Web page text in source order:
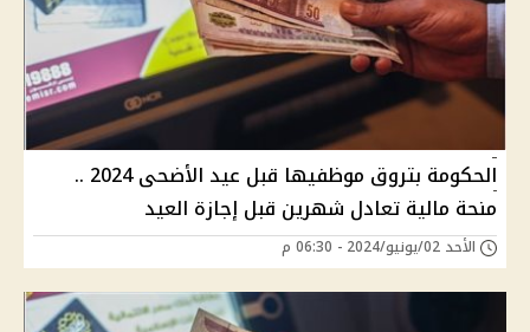
الحكومة بتروق موظفيها قبل عيد الأضحى 2024 ..
منحة مالية تعادل شهرين قبل إجازة العيد
الأحد 02/يونيو/2024 - 06:30 م